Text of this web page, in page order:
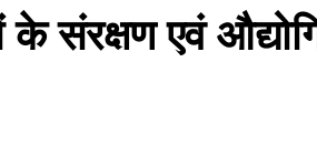
के संरक्षण एवं